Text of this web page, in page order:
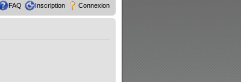
FAQ Inscription Connexion